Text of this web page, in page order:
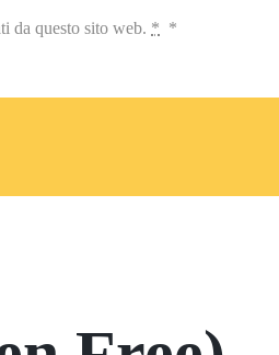
da questo sito web. * *